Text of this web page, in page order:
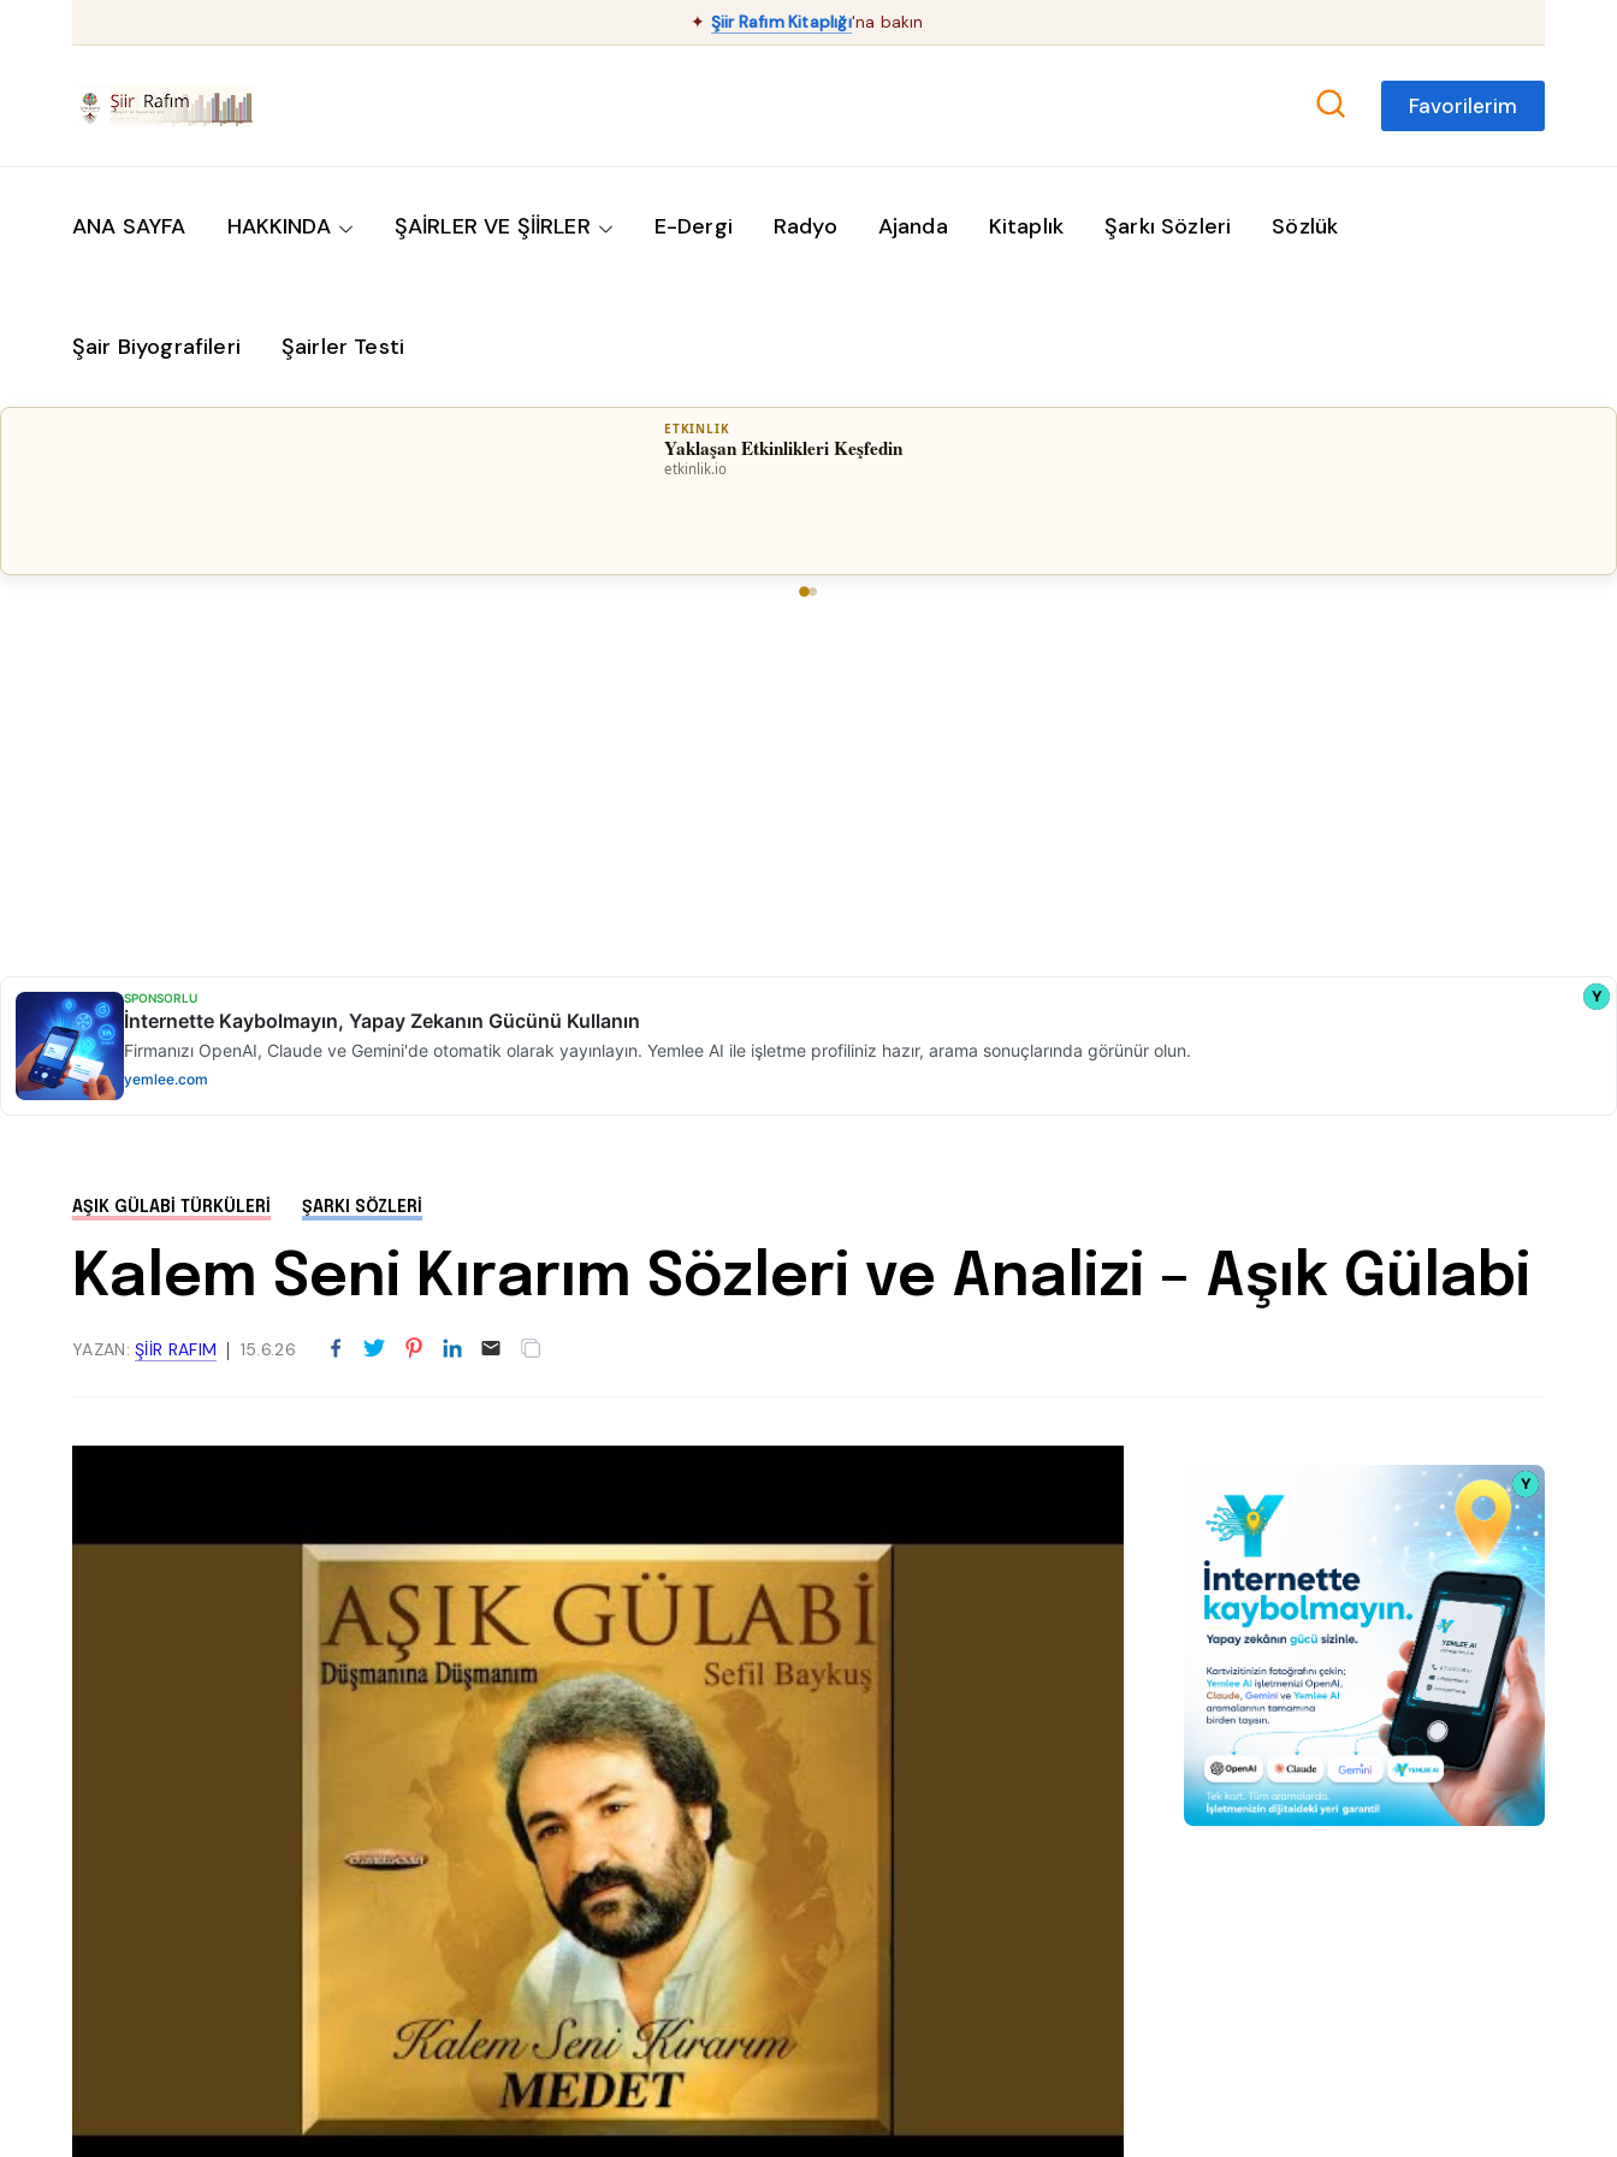
✦ Şiir Rafım Kitaplığı'na bakın
Favorilerim
ANA SAYFA HAKKINDA ŞAİRLER VE ŞİİRLER E-Dergi Radyo Ajanda Kitaplık Şarkı Sözleri Sözlük
Şair Biyografileri Şairler Testi
ETKINLIK
Yaklaşan Etkinlikleri Keşfedin
etkinlik.io
AŞIK GÜLABI TÜRKÜLERI ŞARKI SÖZLERI
Kalem Seni Kırarım Sözleri ve Analizi – Aşık Gülabi
YAZAN:ŞIIR RAFIM 15.6.26